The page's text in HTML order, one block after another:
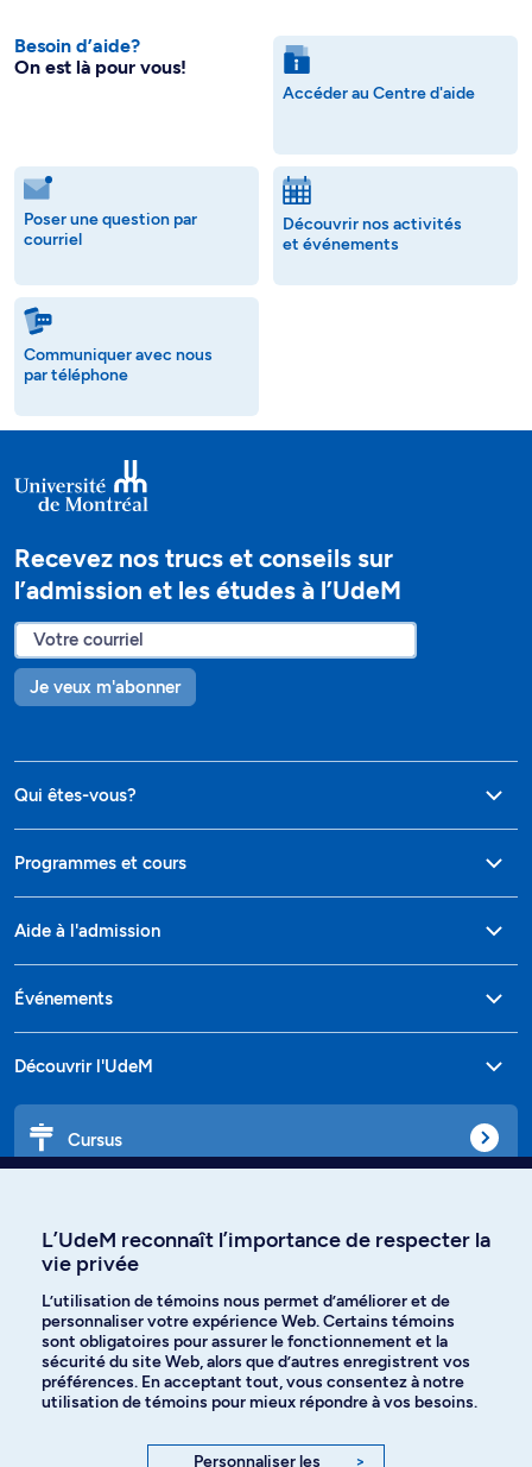
Besoin d’aide?
On est là pour vous!
Accéder au Centre d'aide
Poser une question par
courriel
Découvrir nos activités
et événements
Communiquer avec nous
par téléphone
Recevez nos trucs et conseils sur
l’admission et les études à l’UdeM
Je veux m'abonner
Qui êtes-vous?
Programmes et cours
Aide à l'admission
Événements
Découvrir l'UdeM
Cursus
Langues
Facebook Instagram
YouTube
L’UdeM reconnaît l’importance de respecter la
vie privée
L’utilisation de témoins nous permet d’améliorer et de
personnaliser votre expérience Web. Certains témoins
sont obligatoires pour assurer le fonctionnement et la
sécurité du site Web, alors que d’autres enregistrent vos
préférences. En acceptant tout, vous consentez à notre
utilisation de témoins pour mieux répondre à vos besoins.
Personnaliser les >